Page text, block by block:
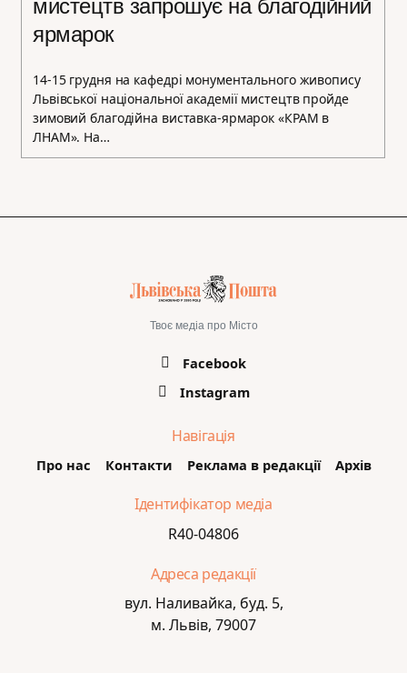
мистецтв запрошує на благодійний
ярмарок
14-15 грудня на кафедрі монументального живопису
Львівської національної академії мистецтв пройде
зимовий благодійна виставка-ярмарок «КРАМ в
ЛНАМ». На…
Твоє медіа про Місто
Facebook
Instagram
Навігація
Про нас Контакти Реклама в редакції Архів
Ідентифікатор медіа
R40-04806
Адреса редакції
вул. Наливайка, буд. 5,
м. Львів, 79007